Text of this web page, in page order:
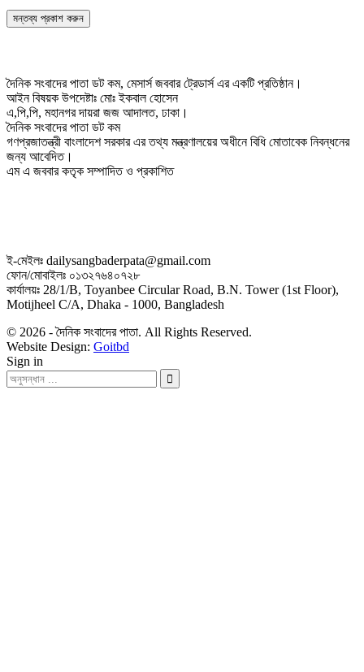
দৈনিক সংবাদের পাতা ডট কম, মেসার্স জববার ট্রেডার্স এর একটি প্রতিষ্ঠান।
আইন বিষয়ক উপদেষ্টাঃ মোঃ ইকবাল হোসেন
এ,পি,পি, মহানগর দায়রা জজ আদালত, ঢাকা।
দৈনিক সংবাদের পাতা ডট কম
গণপ্রজাতন্ত্রী বাংলাদেশ সরকার এর তথ্য মন্ত্রণালয়ের অধীনে বিধি মোতাবেক নিবন্ধনের
জন্য আবেদিত।
এম এ জববার কতৃক সম্পাদিত ও প্রকাশিত
ই-মেইলঃ dailysangbaderpata@gmail.com
ফোন/মোবাইলঃ ০১৩২৭৬৪০৭২৮
কার্যালয়ঃ 28/1/B, Toyanbee Circular Road, B.N. Tower (1st Floor),
Motijheel C/A, Dhaka - 1000, Bangladesh
© 2026 - দৈনিক সংবাদের পাতা. All Rights Reserved.
Website Design: Goitbd
Sign in